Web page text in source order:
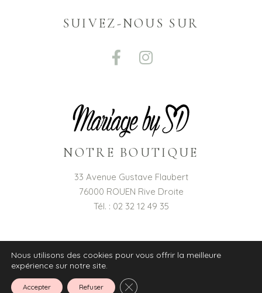
SUIVEZ-NOUS SUR
NOTRE BOUTIQUE
33 Avenue Gustave Flaubert
76000 ROUEN Rive Droite
Tél. : 02 32 12 49 35
© 2021 Mariage by SD – Conception :
Mention légales
Nous utilisons des cookies pour vous offrir la meilleure
expérience sur notre site.
Accepter Refuser Fermer la bannière des cookies